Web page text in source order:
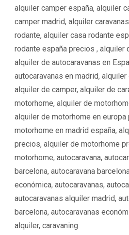
alquiler camper españa, alquiler
camper madrid, alquiler caravanas
rodante, alquiler casa rodante
rodante españa precios ‌‌ , alquiler
alquiler de autocaravanas en
autocaravanas en madrid, alquiler
alquiler de camper, alquiler de
motorhome, alquiler de
alquiler de motorhome en europa
motorhome en madrid españa,
precios, alquiler de motorhome
motorhome, autocaravana,
barcelona, autocaravana
económica, autocaravanas,
autocaravanas alquiler madrid,
barcelona, autocaravanas
alquiler, caravaning